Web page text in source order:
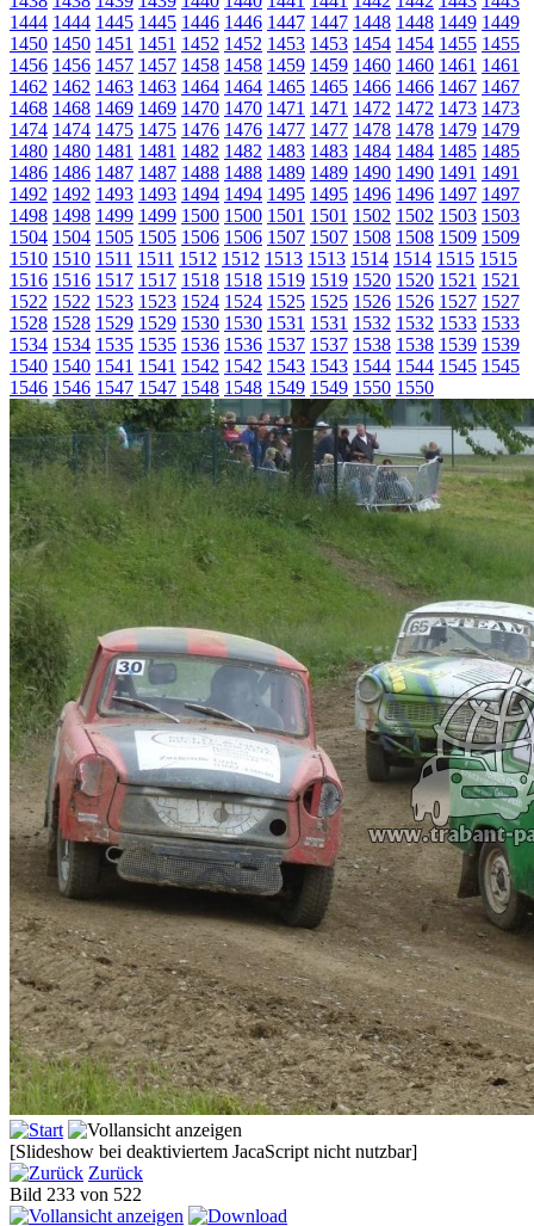
1444 1444 1445 1445 1446 1446 1447 1447 1448 1448 1449 1449
1450 1450 1451 1451 1452 1452 1453 1453 1454 1454 1455 1455
1456 1456 1457 1457 1458 1458 1459 1459 1460 1460 1461 1461
1462 1462 1463 1463 1464 1464 1465 1465 1466 1466 1467 1467
1468 1468 1469 1469 1470 1470 1471 1471 1472 1472 1473 1473
1474 1474 1475 1475 1476 1476 1477 1477 1478 1478 1479 1479
1480 1480 1481 1481 1482 1482 1483 1483 1484 1484 1485 1485
1486 1486 1487 1487 1488 1488 1489 1489 1490 1490 1491 1491
1492 1492 1493 1493 1494 1494 1495 1495 1496 1496 1497 1497
1498 1498 1499 1499 1500 1500 1501 1501 1502 1502 1503 1503
1504 1504 1505 1505 1506 1506 1507 1507 1508 1508 1509 1509
1510 1510 1511 1511 1512 1512 1513 1513 1514 1514 1515 1515
1516 1516 1517 1517 1518 1518 1519 1519 1520 1520 1521 1521
1522 1522 1523 1523 1524 1524 1525 1525 1526 1526 1527 1527
1528 1528 1529 1529 1530 1530 1531 1531 1532 1532 1533 1533
1534 1534 1535 1535 1536 1536 1537 1537 1538 1538 1539 1539
1540 1540 1541 1541 1542 1542 1543 1543 1544 1544 1545 1545
1546 1546 1547 1547 1548 1548 1549 1549 1550 1550
[Slideshow bei deaktiviertem JacaScript nicht nutzbar]
Zurück
Bild 233 von 522